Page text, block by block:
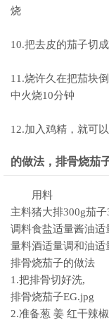
烧
10.把去皮的茄子切
11.烧许久在把茄块
中火烧10分钟
12.加入鸡精，就可
的做法，排骨烧茄
用料
主料猪大排300g茄子
调料食盐适量酱油
量料酒适量调和油适
排骨烧茄子的做法
1.把排骨切好洗,
排骨烧茄子EG.jpg
2.准备葱 姜 红干辣